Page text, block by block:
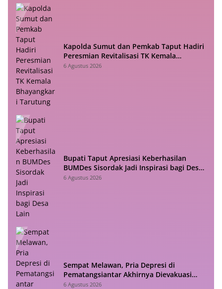
Kapolda Sumut dan Pemkab Taput Hadiri
Peresmian Revitalisasi TK Kemala
Bhayangkari Tarutung
6 Agustus 2026
Bupati Taput Apresiasi Keberhasilan
BUMDes Sisordak Jadi Inspirasi bagi Desa
Lain
6 Agustus 2026
Sempat Melawan, Pria Depresi di
Pematangsiantar Akhirnya Dievakuasi
Polisi
6 Agustus 2026